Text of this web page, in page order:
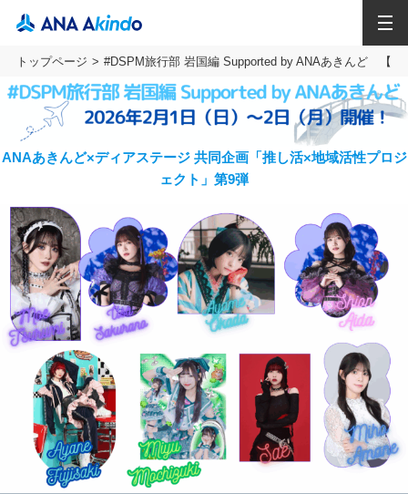
トップページ #DSPM旅行部 岩国編 Supported by ANAあきんど 【3
ANAあきんど×ディアステージ 共同企画「推し活×地域活性プロジ
ェクト」第9弾